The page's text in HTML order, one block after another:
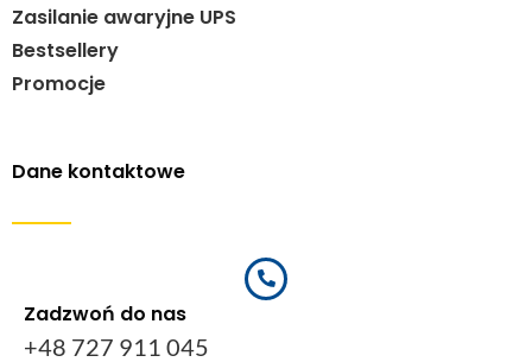
Zasilanie awaryjne UPS
Bestsellery
Promocje
Dane kontaktowe
Zadzwoń do nas
+48 727 911 045